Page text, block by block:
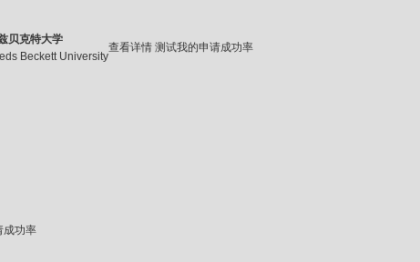
贝克特大学
Beckett University
查看详情 测试我的申请成功率
成功率